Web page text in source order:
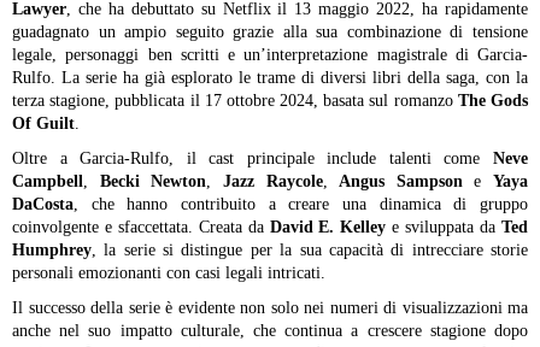
Lawyer, che ha debuttato su Netflix il 13 maggio 2022, ha rapidamente
guadagnato un ampio seguito grazie alla sua combinazione di tensione
legale, personaggi ben scritti e un’interpretazione magistrale di Garcia-
Rulfo. La serie ha già esplorato le trame di diversi libri della saga, con la
terza stagione, pubblicata il 17 ottobre 2024, basata sul romanzo The Gods
Of Guilt.
Oltre a Garcia-Rulfo, il cast principale include talenti come Neve
Campbell, Becki Newton, Jazz Raycole,Angus Sampsone Yaya
DaCosta, che hanno contribuito a creare una dinamica di gruppo
coinvolgente e sfaccettata. Creata da David E. Kelley e sviluppata daTed
Humphrey, la serie si distingue per la sua capacità di intrecciare storie
personali emozionanti con casi legali intricati.
Il successo della serie è evidente non solo nei numeri di visualizzazioni ma
anche nel suo impatto culturale, che continua a crescere stagione dopo